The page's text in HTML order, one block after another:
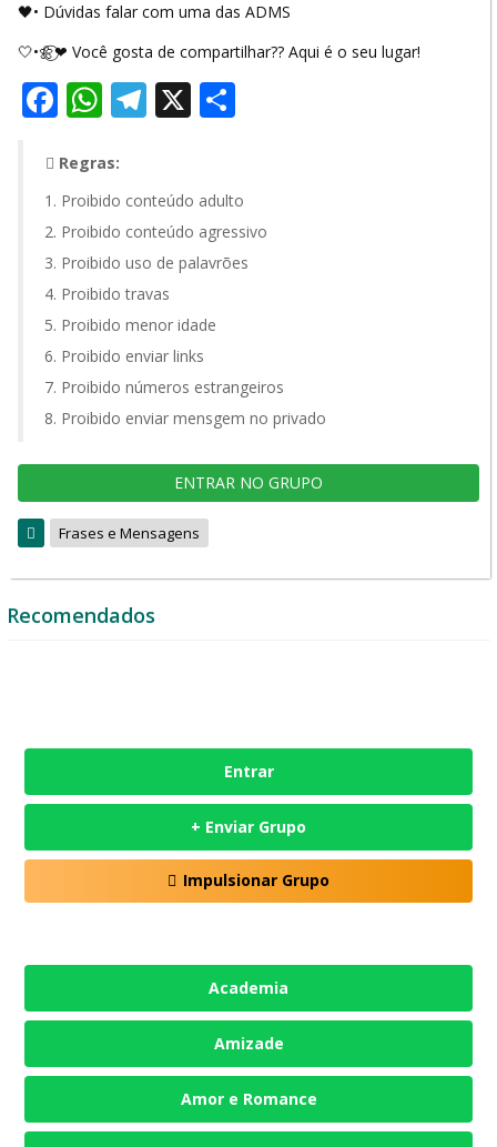
🖤• Dúvidas falar com uma das ADMS
🤍•🌼⃝❤︎︎ Você gosta de compartilhar?? Aqui é o seu lugar!
Facebook
WhatsApp
Telegram
X
Regras:
Proibido conteúdo adulto
Proibido conteúdo agressivo
Proibido uso de palavrões
Proibido travas
Proibido menor idade
Proibido enviar links
Proibido números estrangeiros
Proibido enviar mensgem no privado
ENTRAR NO GRUPO
Frases e Mensagens
Recomendados
Entrar
+ Enviar Grupo
Impulsionar Grupo
Academia
Amizade
Amor e Romance